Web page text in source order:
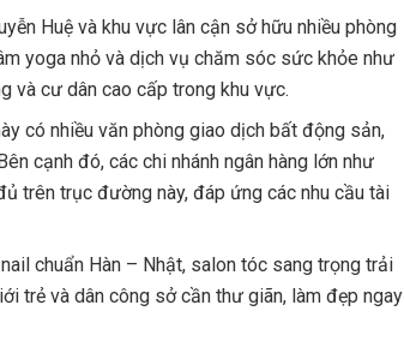
Huệ và khu vực lân cận sở hữu nhiều phòng
yoga nhỏ và dịch vụ chăm sóc sức khỏe như
và cư dân cao cấp trong khu vực.
có nhiều văn phòng giao dịch bất động sản,
cạnh đó, các chi nhánh ngân hàng lớn như
trên trục đường này, đáp ứng các nhu cầu tài
chuẩn Hàn – Nhật, salon tóc sang trọng trải
trẻ và dân công sở cần thư giãn, làm đẹp ngay